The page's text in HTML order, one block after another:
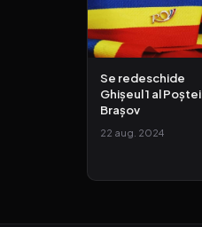
Se redeschide
Ghișeul 1 al Poștei
Brașov
22 aug. 2024